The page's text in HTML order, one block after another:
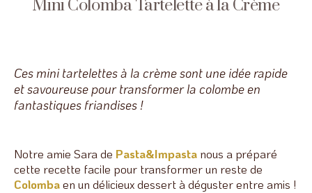
Mini Colomba Tartelette à la Crème
Ces mini tartelettes à la crème sont une idée rapide
et savoureuse pour transformer la colombe en
fantastiques friandises !
Notre amie Sara de Pasta&Impasta nous a préparé
cette recette facile pour transformer un reste de
Colombaen un délicieux dessert à déguster entre amis !